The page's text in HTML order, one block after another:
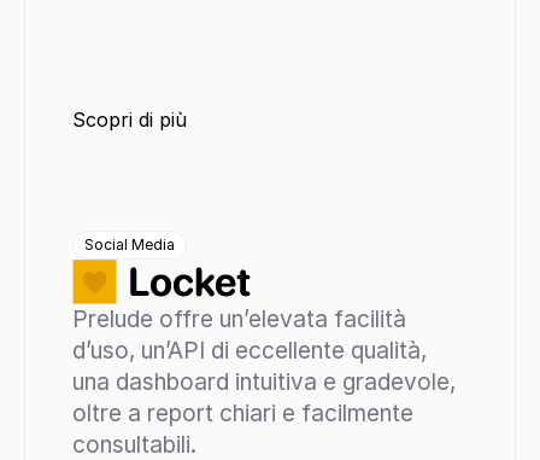
Scopri di più
Social Media
Prelude offre un’elevata facilità
d’uso, un’API di eccellente qualità,
una dashboard intuitiva e gradevole,
oltre a report chiari e facilmente
consultabili.